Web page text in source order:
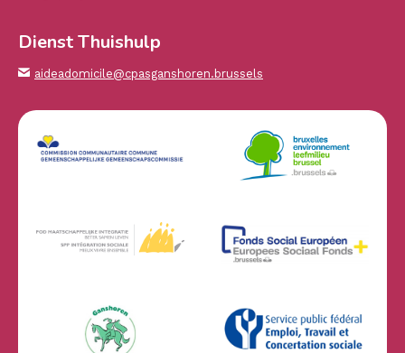
Dienst Thuishulp
aideadomicile@cpasganshoren.brussels